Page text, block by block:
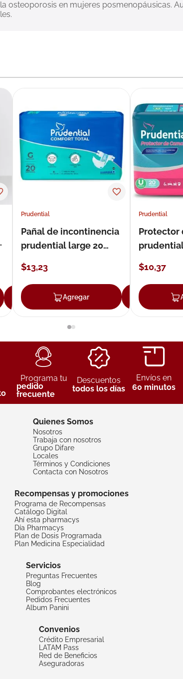
osteoporosis en mujeres posmenopáusicas.
Agregar
Prudential
Pañal de incontinencia
prudential large 20
$13,23
Agregar
Prudential
Protector
$10,37
Programa tu
pedido
frecuente
Descuentos
todos los días
Envíos en
60 minutos
Quienes Somos
Nosotros
Trabaja con nosotros
Grupo Difare
Locales
Términos y Condiciones
Contacta con Nosotros
Recompensas y promociones
Programa de Recompensas
Catálogo Digital
Ahí esta pharmacys
Día Pharmacys
Plan de Dosis Programada
Plan Medicina Especialidad
Servicios
Preguntas Frecuentes
Blog
Comprobantes electrónicos
Pedidos Frecuentes
Album Panini
Convenios
Crédito Empresarial
LATAM Pass
Red de Beneficios
Aseguradoras